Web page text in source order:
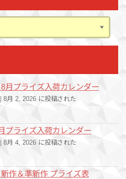
8月プライズ入荷カレンダー
8月 2, 2026 に投稿された
プライズ入荷カレンダー
8月 4, 2026 に投稿された
新作＆準新作 プライズ表